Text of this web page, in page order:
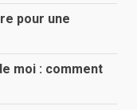
pour une
moi : comment